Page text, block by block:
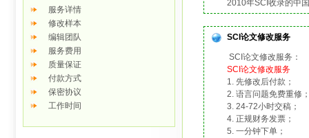
服务详情
修改样本
编辑团队
服务费用
质量保证
付款方式
保密协议
工作时间
2010年SCI收录的中国
SCI论文修改服务
SCI论文修改服务：
SCI论文修改服务
1. 先修改后付款；
2. 语言问题免费重修
3. 24-72小时交稿；
4. 正规财务发票；
5. 一分钟下单；